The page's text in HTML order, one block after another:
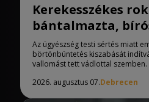
Kerekesszékes
bántalmazta,
a férfi
Az ügyészség testi sértés miatt
börtönbüntetés kiszabását
vallomást tett vádlottal szemben.
2026. augusztus 07.Debrecen